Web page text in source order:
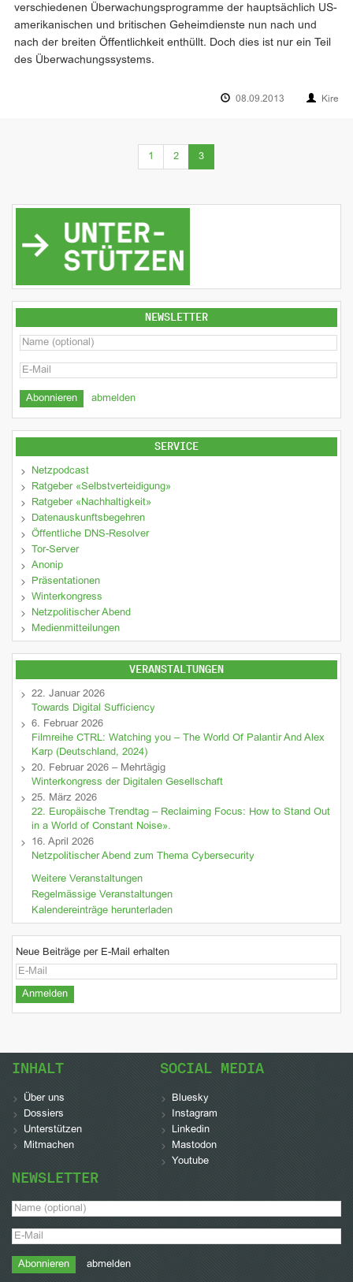
verschiedenen Überwachungsprogramme der hauptsächlich US-
amerikanischen und britischen Geheimdienste nun nach und
nach der breiten Öffentlichkeit enthüllt. Doch dies ist nur ein Teil
des Überwachungssystems.
08.09.2013 Kire
1 2 3(current)
NEWSLETTER
abmelden
SERVICE
Netzpodcast
Ratgeber «Selbstverteidigung»
Ratgeber «Nachhaltigkeit»
Datenauskunftsbegehren
Öffentliche DNS-Resolver
Tor-Server
Anonip
Präsentationen
Winterkongress
Netzpolitischer Abend
Medienmitteilungen
VERANSTALTUNGEN
22. Januar 2026
Towards Digital Sufficiency
6. Februar 2026
Filmreihe CTRL: Watching you – The World Of Palantir And Alex
Karp (Deutschland, 2024)
20. Februar 2026 – Mehrtägig
Winterkongress der Digitalen Gesellschaft
25. März 2026
22. Europäische Trendtag – Reclaiming Focus: How to Stand Out
in a World of Constant Noise».
16. April 2026
Netzpolitischer Abend zum Thema Cybersecurity
Weitere Veranstaltungen
Regelmässige Veranstaltungen
Kalendereinträge herunterladen
Neue Beiträge per E-Mail erhalten
INHALT
Über uns
Dossiers
Unterstützen
Mitmachen
SOCIAL MEDIA
Bluesky
Instagram
Linkedin
Mastodon
Youtube
NEWSLETTER
abmelden